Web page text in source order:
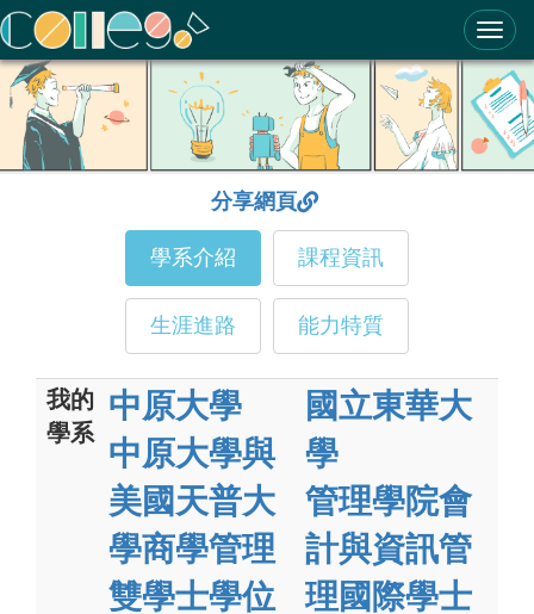
ColleGo! 大學選才與高中育才輔助系統
分享網頁
學系介紹 課程資訊
生涯進路 能力特質
我的
學系
中原大學
中原大學與
美國天普大
學商學管理
雙學士學位
國立東華大
學
管理學院會
計與資訊管
理國際學士